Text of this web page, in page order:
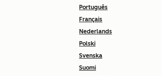
Português
Français
Nederlands
Polski
Svenska
Suomi